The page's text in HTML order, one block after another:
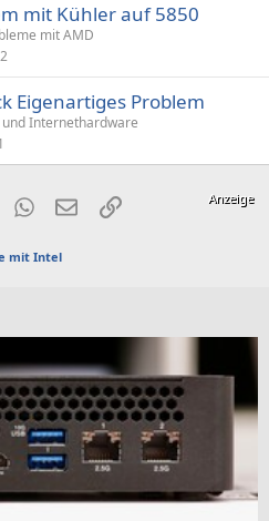
mit Kühler auf 5850
mit AMD
Eigenartiges Problem
Internethardware
WhatsApp
E-MailLink
mit Intel